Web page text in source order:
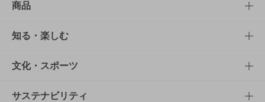
商品
商品TOP
商品一覧
商品発売情報
知る・楽しむ
知る・楽しむTOP
キャンペーン
文化・スポーツ
文化・スポーツTOP
サステナビリティ